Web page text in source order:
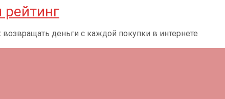
деньги с каждой покупки в интернете